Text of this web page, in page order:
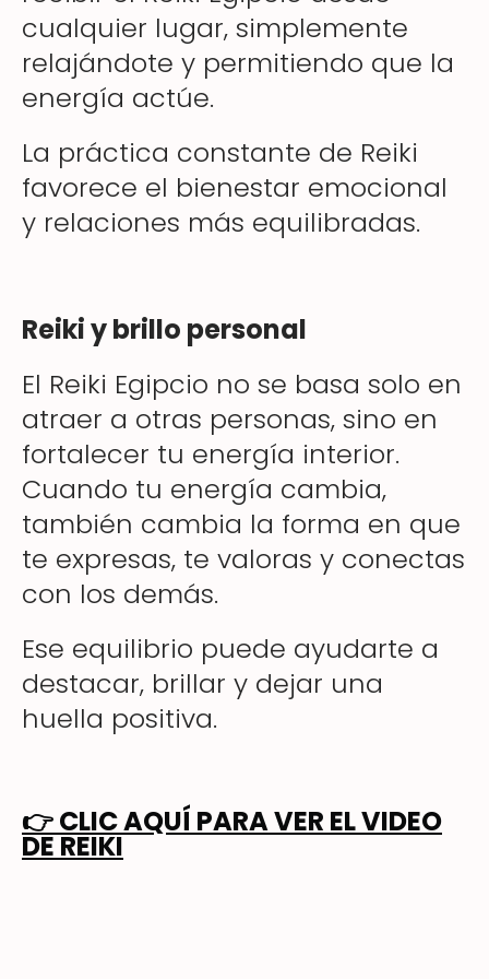
cualquier lugar, simplemente
relajándote y permitiendo que la
energía actúe.
La práctica constante de Reiki
favorece el bienestar emocional
y relaciones más equilibradas.
Reiki y brillo personal
El Reiki Egipcio no se basa solo en
atraer a otras personas, sino en
fortalecer tu energía interior.
Cuando tu energía cambia,
también cambia la forma en que
te expresas, te valoras y conectas
con los demás.
Ese equilibrio puede ayudarte a
destacar, brillar y dejar una
huella positiva.
👉CLIC AQUÍ PARA VER EL VIDEO
DE REIKI